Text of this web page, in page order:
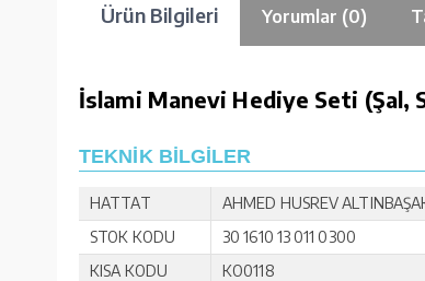
Ürün Bilgileri Yorumlar (0)
İslami Manevi Hediye Seti (Şal,
TEKNİK BİLGİLER
HATTAT
AHMED HUSREV
STOK KODU
30 1610 13 011 0300
KISA KODU
KO0118